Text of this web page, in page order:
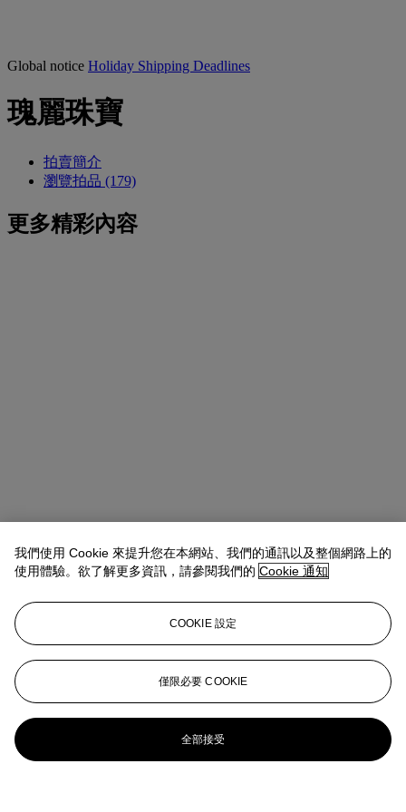
Global notice Holiday Shipping Deadlines
瑰麗珠寶
拍賣簡介
瀏覽拍品 (179)
更多精彩內容
我們使用 Cookie 來提升您在本網站、我們的通訊以及整個網路上的
使用體驗。欲了解更多資訊，請參閱我們的 Cookie 通知
COOKIE 設定
僅限必要 COOKIE
全部接受